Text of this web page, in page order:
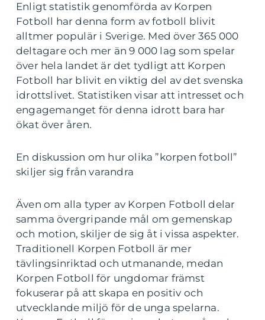
Enligt statistik genomförda av Korpen
Fotboll har denna form av fotboll blivit
alltmer populär i Sverige. Med över 365 000
deltagare och mer än 9 000 lag som spelar
över hela landet är det tydligt att Korpen
Fotboll har blivit en viktig del av det svenska
idrottslivet. Statistiken visar att intresset och
engagemanget för denna idrott bara har
ökat över åren.
En diskussion om hur olika ”korpen fotboll”
skiljer sig från varandra
Även om alla typer av Korpen Fotboll delar
samma övergripande mål om gemenskap
och motion, skiljer de sig åt i vissa aspekter.
Traditionell Korpen Fotboll är mer
tävlingsinriktad och utmanande, medan
Korpen Fotboll för ungdomar främst
fokuserar på att skapa en positiv och
utvecklande miljö för de unga spelarna.